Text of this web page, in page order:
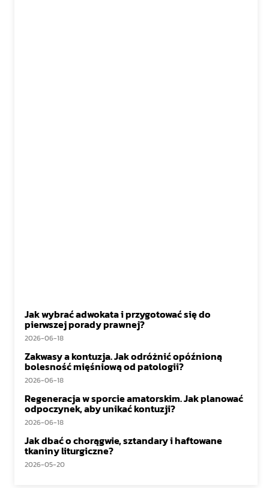
Jak wybrać adwokata i przygotować się do
pierwszej porady prawnej?
2026-06-18
Zakwasy a kontuzja. Jak odróżnić opóźnioną
bolesność mięśniową od patologii?
2026-06-18
Regeneracja w sporcie amatorskim. Jak planować
odpoczynek, aby unikać kontuzji?
2026-06-18
Jak dbać o chorągwie, sztandary i haftowane
tkaniny liturgiczne?
2026-05-20